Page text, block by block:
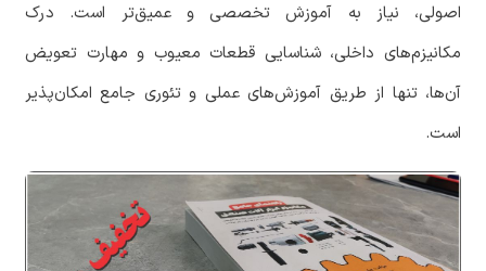
اصولی، نیاز به آموزش تخصصی و عمیق‌تر است. درک
مکانیزم‌های داخلی، شناسایی قطعات معیوب و مهارت تعویض
آن‌ها، تنها از طریق آموزش‌های عملی و تئوری جامع امکان‌پذیر
است.